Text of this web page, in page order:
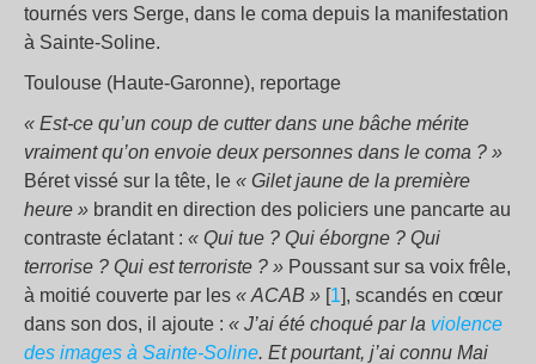
tournés vers Serge, dans le coma depuis la manifestation
à Sainte-Soline.
Toulouse (Haute-Garonne), reportage
« Est-ce qu’un coup de cutter dans une bâche mérite
vraiment qu’on envoie deux personnes dans le coma ? »
Béret vissé sur la tête, le « Gilet jaune de la première
heure » brandit en direction des policiers une pancarte au
contraste éclatant : « Qui tue ? Qui éborgne ? Qui
terrorise ? Qui est terroriste ? » Poussant sur sa voix frêle,
à moitié couverte par les « ACAB » [1], scandés en cœur
dans son dos, il ajoute : « J’ai été choqué par la violence
des images à Sainte-Soline. Et pourtant, j’ai connu Mai